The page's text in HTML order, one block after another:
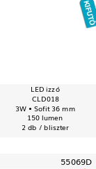
LED izzó
CLD018
3W • Sofit 36 mm
150 lumen
2 db / bliszter
55069D